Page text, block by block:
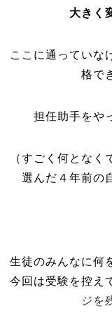
大きく
ここに通っていな
格で
担任助手をや
（すごく何とな
選んだ４年前の
生徒のみんなに何
今回は受験を控え
ジを